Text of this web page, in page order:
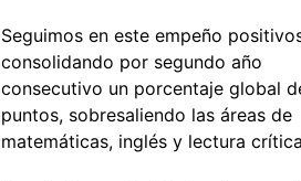
O
P
u
n
i
Seguimos en este empeño
consolidando por segundo año
consecutivo un porcentaje global
puntos, sobresaliendo las áreas de
matemáticas, inglés y lectura